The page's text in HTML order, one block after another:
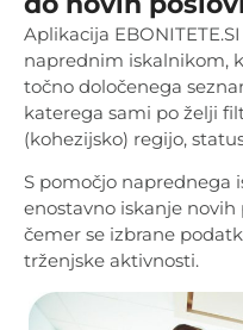
Aplikacija
naprednim iskalnikom,
točno določenega
katerega sami po želji
(kohezijsko) regijo,
S pomočjo naprednega
enostavno iskanje
čemer se izbrane
trženjske aktivnosti.